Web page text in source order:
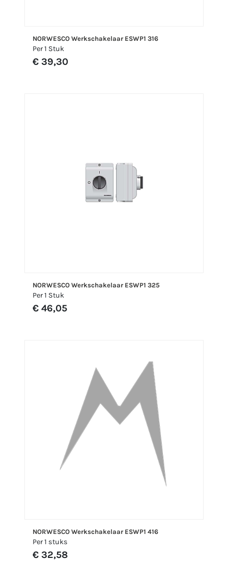
NORWESCO Werkschakelaar ESWP1 316
Per 1 Stuk
€ 39,30
NORWESCO Werkschakelaar ESWP1 325
Per 1 Stuk
€ 46,05
NORWESCO Werkschakelaar ESWP1 416
Per 1 stuks
€ 32,58